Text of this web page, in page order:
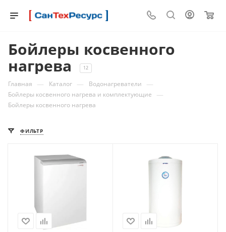
Бойлеры косвенного
нагрева
12
Главная — Каталог — Водонагреватели —
Бойлеры косвенного нагрева и комплектующие —
Бойлеры косвенного нагрева
ФИЛЬТР